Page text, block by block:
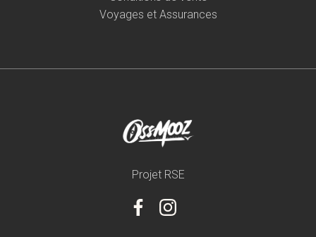
Voyages et Assurances
Projet RSE